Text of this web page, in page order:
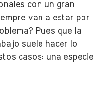
con un gran
van a estar por
Pues que la
suele hacer lo
casos: una especie